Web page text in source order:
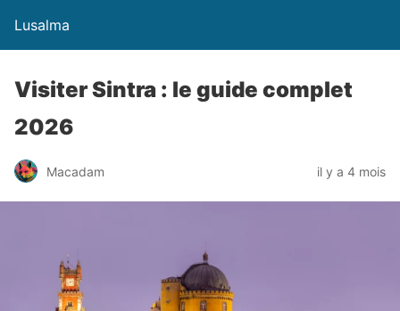
Lusalma
Visiter Sintra : le guide complet
2026
Macadam il y a 4 mois